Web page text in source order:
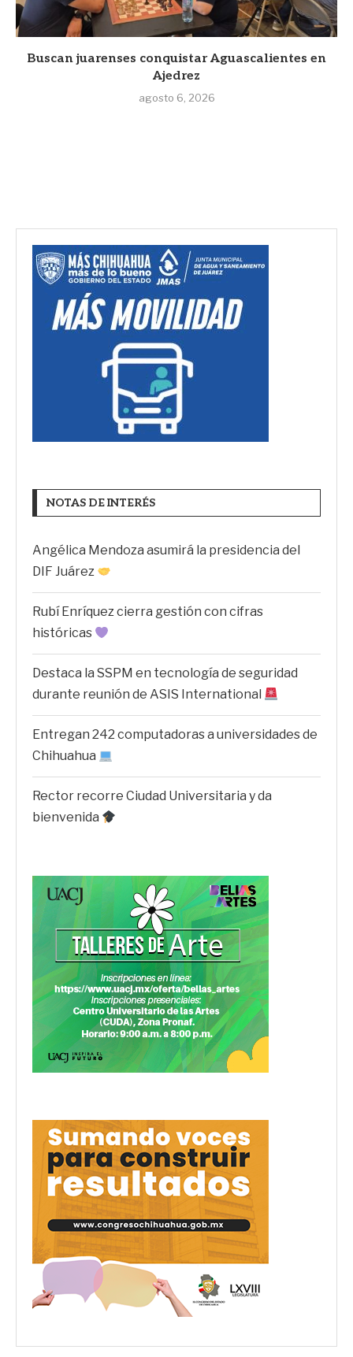
Buscan juarenses conquistar Aguascalientes en
Ajedrez
agosto 6, 2026
NOTAS DE INTERÉS
Angélica Mendoza asumirá la presidencia del
DIF Juárez
Rubí Enríquez cierra gestión con cifras
históricas
Destaca la SSPM en tecnología de seguridad
durante reunión de ASIS International
Entregan 242 computadoras a universidades de
Chihuahua
Rector recorre Ciudad Universitaria y da
bienvenida